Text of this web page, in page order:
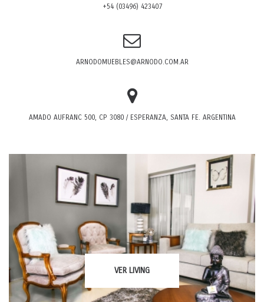
+54 (03496) 423407
ARNODOMUEBLES@ARNODO.COM.AR
AMADO AUFRANC 500, CP 3080 / ESPERANZA, SANTA FE. ARGENTINA
VER LIVING